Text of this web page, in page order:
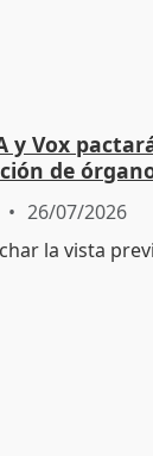
y Vox
de
26/07/2026